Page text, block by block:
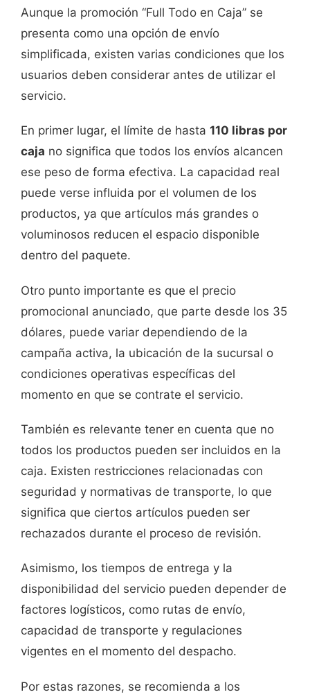
Aunque la promoción “Full Todo en Caja” se
presenta como una opción de envío
simplificada, existen varias condiciones que los
usuarios deben considerar antes de utilizar el
servicio.
En primer lugar, el límite de hasta 110 libras por
caja no significa que todos los envíos alcancen
ese peso de forma efectiva. La capacidad real
puede verse influida por el volumen de los
productos, ya que artículos más grandes o
voluminosos reducen el espacio disponible
dentro del paquete.
Otro punto importante es que el precio
promocional anunciado, que parte desde los 35
dólares, puede variar dependiendo de la
campaña activa, la ubicación de la sucursal o
condiciones operativas específicas del
momento en que se contrate el servicio.
También es relevante tener en cuenta que no
todos los productos pueden ser incluidos en la
caja. Existen restricciones relacionadas con
seguridad y normativas de transporte, lo que
significa que ciertos artículos pueden ser
rechazados durante el proceso de revisión.
Asimismo, los tiempos de entrega y la
disponibilidad del servicio pueden depender de
factores logísticos, como rutas de envío,
capacidad de transporte y regulaciones
vigentes en el momento del despacho.
Por estas razones, se recomienda a los